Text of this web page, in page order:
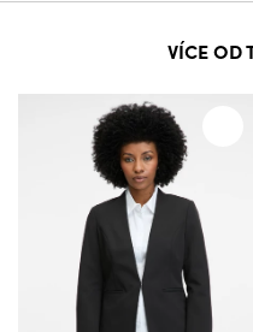
VÍCE OD